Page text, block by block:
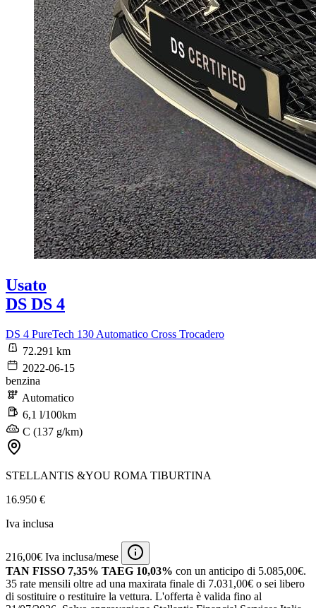
Usato
DS DS 4
DS 4 PureTech 130 Automatico Cross Trocadero
72.291 km
2022-06-15
benzina
Automatico
6,1 l/100km
C (137 g/km)
STELLANTIS &YOU ROMA TIBURTINA
16.950 €
Iva inclusa
216,00€ Iva inclusa/mese
TAN FISSO 7,35% TAEG 10,03% con un anticipo di 5.085,00€.
35 rate mensili oltre ad una maxirata finale di 7.031,00€ o sei libero
di sostituire o restituire la vettura. L'offerta è valida fino al